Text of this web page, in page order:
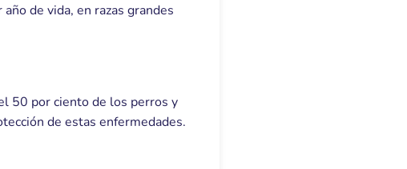
de vida, en razas grandes
50 por ciento de los perros y
de estas enfermedades.